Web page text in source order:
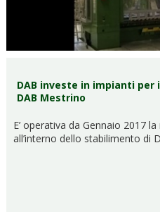
DAB investe in impianti
DAB Mestrino
E’ operativa da Gennaio 2017
all’interno dello stabilimento di